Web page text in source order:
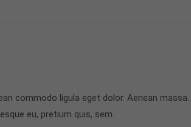
commodo ligula eget dolor. Aenean
eu, pretium quis, sem.